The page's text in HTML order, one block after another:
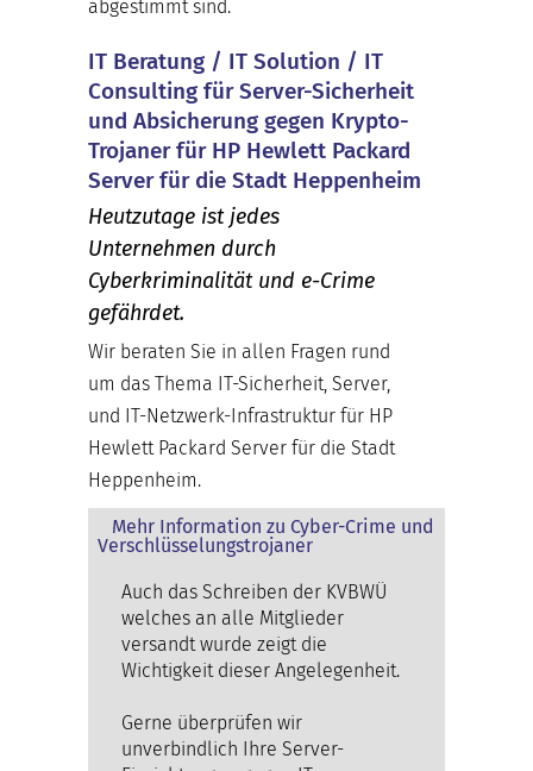
abgestimmt sind.
IT Beratung / IT Solution / IT
Consulting für Server-Sicherheit
und Absicherung gegen Krypto-
Trojaner für HP Hewlett Packard
Server für die Stadt Heppenheim
Heutzutage ist jedes
Unternehmen durch
Cyberkriminalität und e-Crime
gefährdet.
Wir beraten Sie in allen Fragen rund
um das Thema IT-Sicherheit, Server,
und IT-Netzwerk-Infrastruktur für HP
Hewlett Packard Server für die Stadt
Heppenheim.
Mehr Information zu Cyber-Crime und
Verschlüsselungstrojaner
Auch das Schreiben der KVBWÜ
welches an alle Mitglieder
versandt wurde zeigt die
Wichtigkeit dieser Angelegenheit.
Gerne überprüfen wir
unverbindlich Ihre Server-